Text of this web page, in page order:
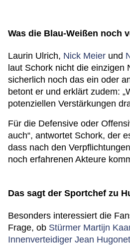
Was die Blau-Weißen noch
Laurin Ulrich, Nick Meier und
laut Schork nicht die einzigen
sicherlich noch das ein oder
betont er und erklärt zudem:
potenziellen Verstärkungen
Für die Defensive oder
auch“, antwortet Schork, der
dass nach den
noch erfahrenen Akteure
Das sagt der Sportchef zu
Besonders interessiert die
Frage, ob Stürmer Martijn
Innenverteidiger Jean Hugonet